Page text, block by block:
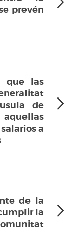
prevén
que las
de
a
de la
la